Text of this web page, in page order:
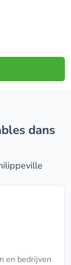
en bedrijven